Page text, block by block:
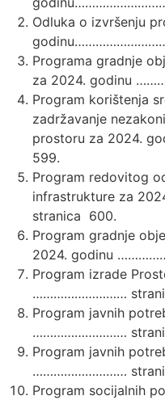
Odluka o izvršenju
Programa gradnje
za 2024. godinu
Program korištenja
zadržavanje
prostoru za 2024.
599.
Program redovitog
infrastrukture za
stranica 600.
Program gradnje
2024. godinu
Program izrade
………………………
Program javnih
………………………
Program javnih
………………………
Program socijalnih